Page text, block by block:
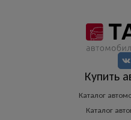
Купить
Каталог
Каталог